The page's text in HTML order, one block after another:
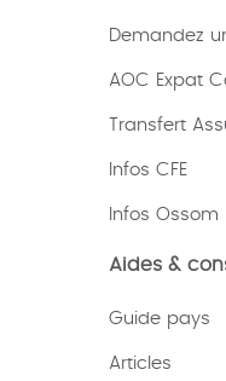
Demandez
AOC Expat
Transfert
Infos CFE
Infos Ossom
Aides &
Guide pays
Articles